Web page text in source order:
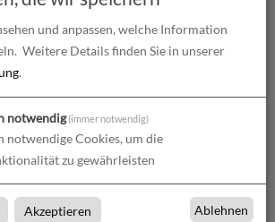
und anpassen, welche Information
Weitere Details finden Sie in unserer
.
notwendig(immer notwendig)
notwendige Cookies, um die
zu gewährleisten
Akzeptieren Ablehnen